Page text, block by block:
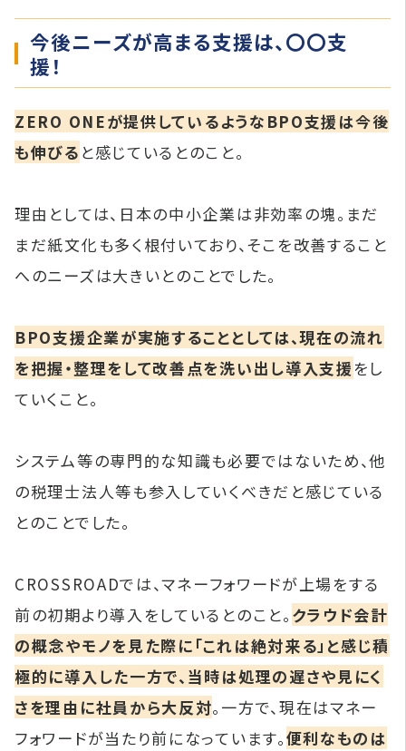
今後ニーズが高まる支援は、〇〇支
援！
ZERO ONEが提供しているようなBPO支援は今後
も伸びる と感じているとのこと。
理由としては、日本の中小企業は非効率の塊。まだ
まだ紙文化も多く根付いており、そこを改善すること
へのニーズは大きいとのことでした。
BPO支援企業が実施することとしては、現在の流れ
を把握・整理をして改善点を洗い出し導入支援をし
ていくこと。
システム等の専門的な知識も必要ではないため、他
の税理士法人等も参入していくべきだと感じている
とのことでした。
CROSSROADでは、マネーフォワードが上場をする
前の初期より導入をしているとのこと。 クラウド会計
の概念やモノを見た際に「これは絶対来る」と感じ積
極的に導入した一方で、当時は処理の遅さや見にく
さを理由に社員から大反対。一方で、現在はマネー
フォワードが当たり前になっています。便利なものは